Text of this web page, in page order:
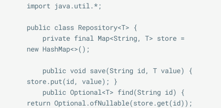
import java.util.*;
public class Repository<T> {
new HashMap<>();
store.put(id, value); }
return Optional.ofNullable(store.get(id));